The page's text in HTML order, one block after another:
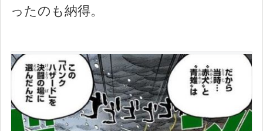
ったのも納得。